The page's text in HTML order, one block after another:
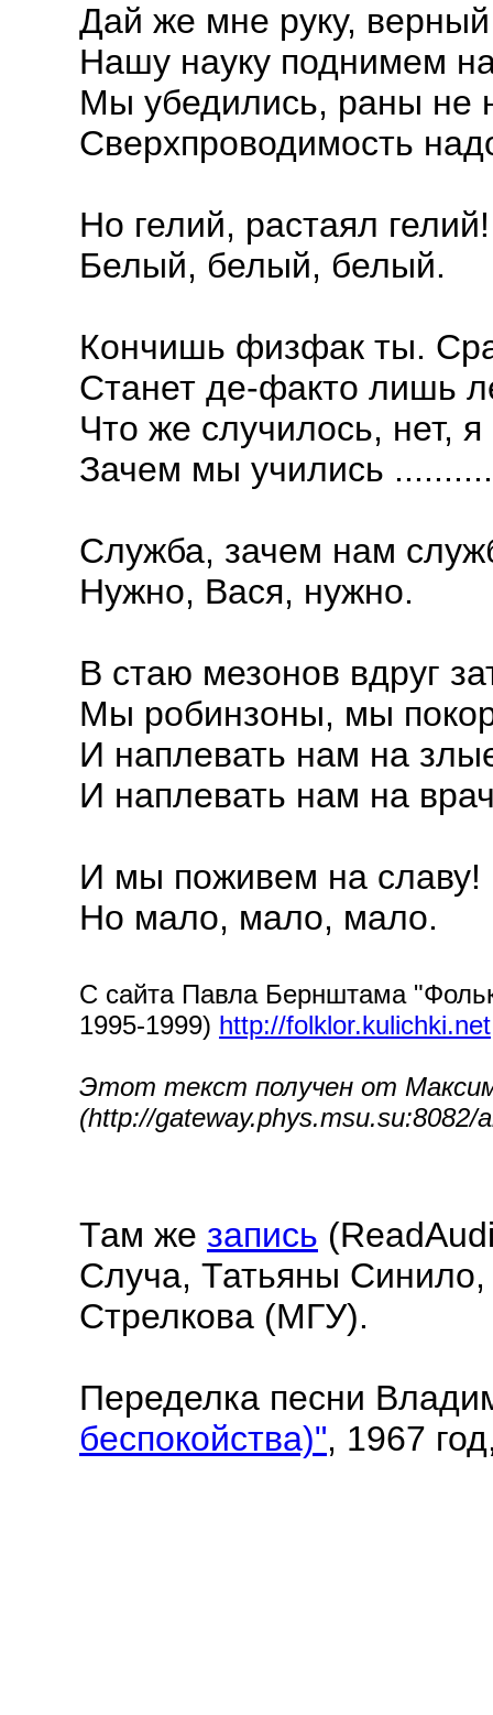
Дай же мне руку,
Нашу науку поднимем
Мы убедились, раны не
Сверхпроводимость
Но гелий, растаял гелий!
Белый, белый, белый.
Кончишь физфак ты.
Станет де-факто лишь
Что же случилось, нет,
Зачем мы учились
Служба, зачем нам
Нужно, Вася, нужно.
В стаю мезонов вдруг
Мы робинзоны, мы
И наплевать нам на
И наплевать нам на
И мы поживем на славу!
Но мало, мало, мало.
С сайта Павла Бернштама
1995-1999) http://folklor.kulichki.net
Этот текст получен от
(http://
Там же запись
Случа, Татьяны
Стрелкова (МГУ).
Переделка песни
беспокойства)", 1967